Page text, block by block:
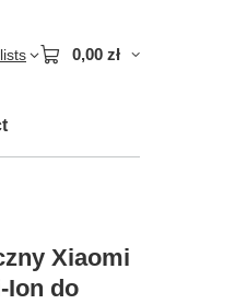
0,00 zł
Xiaomi
Ion do